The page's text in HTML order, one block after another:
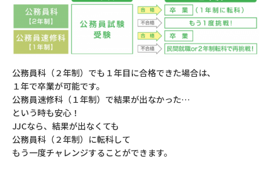
公務員科（２年制）でも１年目に合格できた場合は、
１年で卒業が可能です。
公務員速修科（１年制）で結果が出なかった…
という時も安心！
JJCなら、結果が出なくても
公務員科（２年制）に転科して
もう一度チャレンジすることができます。